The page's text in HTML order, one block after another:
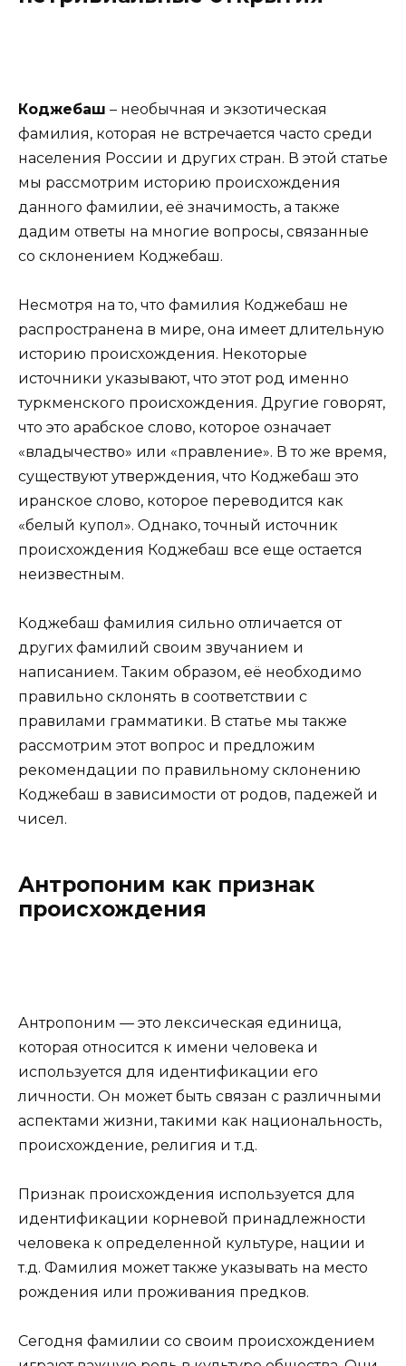
Коджебаш – необычная и экзотическая
фамилия, которая не встречается часто среди
населения России и других стран. В этой статье
мы рассмотрим историю происхождения
данного фамилии, её значимость, а также
дадим ответы на многие вопросы, связанные
со склонением Коджебаш.
Несмотря на то, что фамилия Коджебаш не
распространена в мире, она имеет длительную
историю происхождения. Некоторые
источники указывают, что этот род именно
туркменского происхождения. Другие говорят,
что это арабское слово, которое означает
«владычество» или «правление». В то же время,
существуют утверждения, что Коджебаш это
иранское слово, которое переводится как
«белый купол». Однако, точный источник
происхождения Коджебаш все еще остается
неизвестным.
Коджебаш фамилия сильно отличается от
других фамилий своим звучанием и
написанием. Таким образом, её необходимо
правильно склонять в соответствии с
правилами грамматики. В статье мы также
рассмотрим этот вопрос и предложим
рекомендации по правильному склонению
Коджебаш в зависимости от родов, падежей и
чисел.
Антропоним как признак
происхождения
Антропоним — это лексическая единица,
которая относится к имени человека и
используется для идентификации его
личности. Он может быть связан с различными
аспектами жизни, такими как национальность,
происхождение, религия и т.д.
Признак происхождения используется для
идентификации корневой принадлежности
человека к определенной культуре, нации и
т.д. Фамилия может также указывать на место
рождения или проживания предков.
Сегодня фамилии со своим происхождением